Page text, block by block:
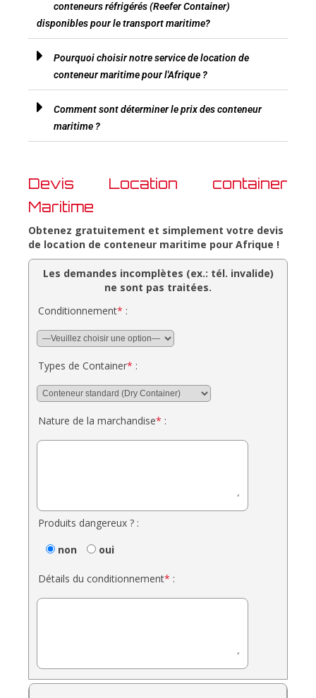
conteneurs réfrigérés (Reefer Container)
disponibles pour le transport maritime?
Pourquoi choisir notre service de location de
conteneur maritime pour l'Afrique ?
Comment sont déterminer le prix des conteneur
maritime ?
Devis Location container
Maritime
Obtenez gratuitement et simplement votre devis
de location de conteneur maritime pour Afrique !
Les demandes incomplètes (ex.: tél. invalide)
ne sont pas traitées.
Conditionnement* :
Types de Container* :
Nature de la marchandise* :
Produits dangereux ? :
non
oui
Détails du conditionnement* :